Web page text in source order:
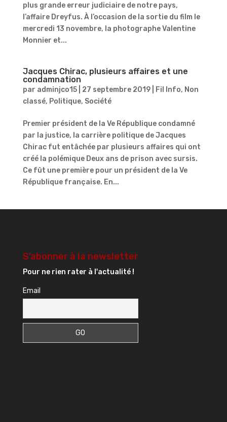
plus grande erreur judiciaire de notre pays,
l’affaire Dreyfus. À l’occasion de la sortie du film le
mercredi 13 novembre, la photographe Valentine
Monnier et...
Jacques Chirac, plusieurs affaires et une
condamnation
par adminjco15| 27 septembre 2019| Fil Info, Non
classé, Politique, Société
Premier président de la Ve République condamné
par la justice, la carrière politique de Jacques
Chirac fut entâchée par plusieurs affaires qui ont
créé la polémique Deux ans de prison avec sursis.
Ce fût une première pour un président de la Ve
République française. En...
S’abonner à la newsletter
Pour ne rien rater à l'actualité !
Email